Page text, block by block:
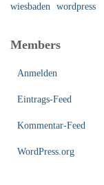
wiesbaden wordpress
Members
Anmelden
Eintrags-Feed
Kommentar-Feed
WordPress.org